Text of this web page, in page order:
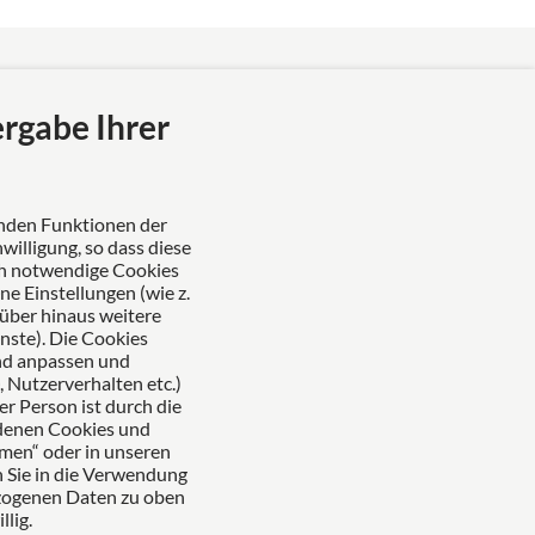
Das europäische Kanzlei-Netzwerk
Zertifiziertes Kanzleimanagement
Ihrer
Funktionen der
so dass diese
notwendige Cookies
Einstellungen (wie z.
hinaus weitere
Die Cookies
anpassen und
Nutzerverhalten etc.)
Person ist durch die
Cookies und
oder in unseren
in die Verwendung
Daten zu oben